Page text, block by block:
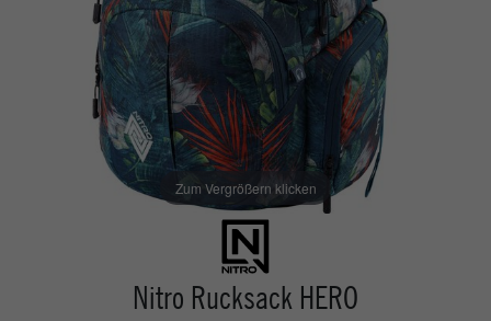
Zum Vergrößern klicken
Nitro Rucksack HERO